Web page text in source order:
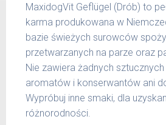
MaxidogVit Geflügel (Drób) to
karma produkowana w
bazie świeżych surowców
przetwarzanych na parze oraz
Nie zawiera żadnych
aromatów i konserwantów ani
Wypróbuj inne smaki, dla
różnorodności.